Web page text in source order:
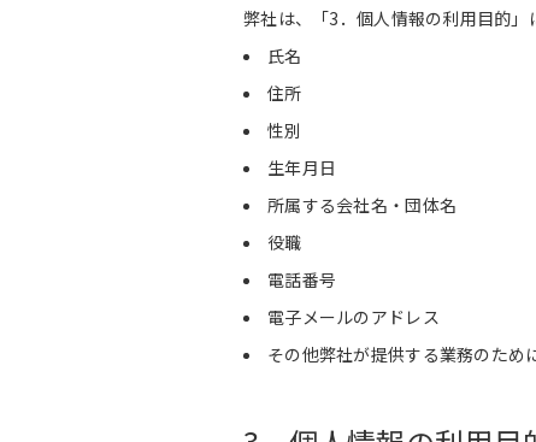
弊社は、「3．個人情報の利用目的
氏名
住所
性別
生年月日
所属する会社名・団体名
役職
電話番号
電子メールのアドレス
その他弊社が提供する業務のため